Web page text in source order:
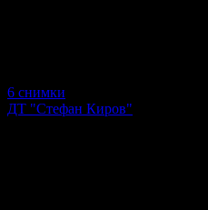
6 снимки
ДТ "Стефан Киров"